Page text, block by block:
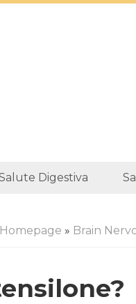
Digestiva
Homepage » Brain